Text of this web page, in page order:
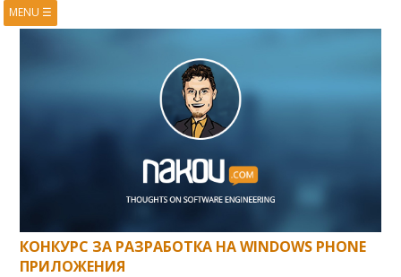
MENU ☰
КОНКУРС ЗА РАЗРАБОТКА НА WINDOWS PHONE
ПРИЛОЖЕНИЯ